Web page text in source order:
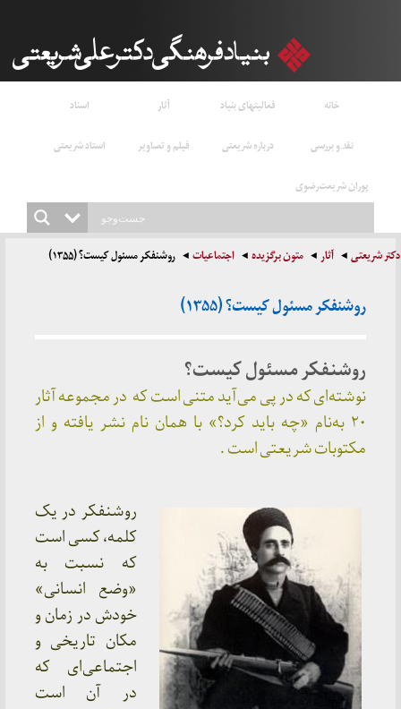
خانه فعالیتهای بنیاد آثار
اسناد
نقد و بررسی
درباره شریعتی فیلم و تصاویر
استاد شریعتی
پوران شریعت‌رضوی
دکتر شریعتی آثار متون برگزیده اجتماعیات روشنفکر مسئول کیست؟ (۱۳۵۵)
روشنفکر مسئول کیست؟ (۱۳۵۵)
روشنفکر مسئول کیست؟
نوشته‌ای که در پی می‌آید متنی است که در مجموعه آثار
۲۰ به‌نام «چه باید کرد؟» با همان نام نشر یافته و از
مکتوبات شریعتی است .
روشنفکر در یک
کلمه، کسی است
که نسبت به
«وضع انسانی»
خودش در زمان و
مکان تاریخی و
اجتماعی‌ای که
در آن است